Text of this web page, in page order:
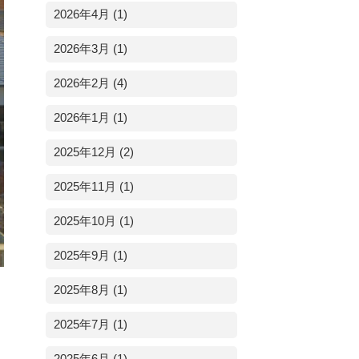
2026年4月 (1)
2026年3月 (1)
2026年2月 (4)
2026年1月 (1)
2025年12月 (2)
2025年11月 (1)
2025年10月 (1)
2025年9月 (1)
2025年8月 (1)
2025年7月 (1)